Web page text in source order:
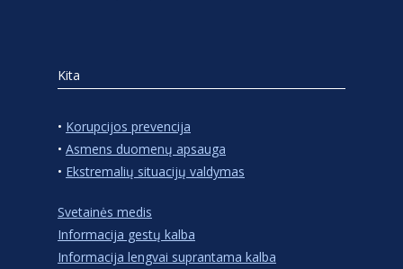
Kita
• Korupcijos prevencija
• Asmens duomenų apsauga
• Ekstremalių situacijų valdymas
Svetainės medis
Informacija gestų kalba
Informacija lengvai suprantama kalba